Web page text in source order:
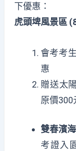
下優惠：
虎頭埤風景區
會考考
惠
贈送太
原價300
雙春濱
考證入